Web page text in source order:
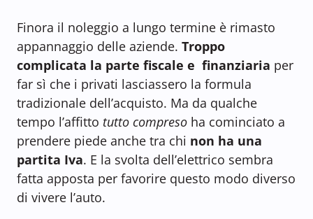
Finora il noleggio a lungo termine è rimasto
appannaggio delle aziende. Troppo
complicata la parte fiscale e finanziaria per
far sì che i privati lasciassero la formula
tradizionale dell’acquisto. Ma da qualche
tempo l’affitto tutto compreso ha cominciato a
prendere piede anche tra chi non ha una
partita Iva. E la svolta dell’elettrico sembra
fatta apposta per favorire questo modo diverso
di vivere l’auto.